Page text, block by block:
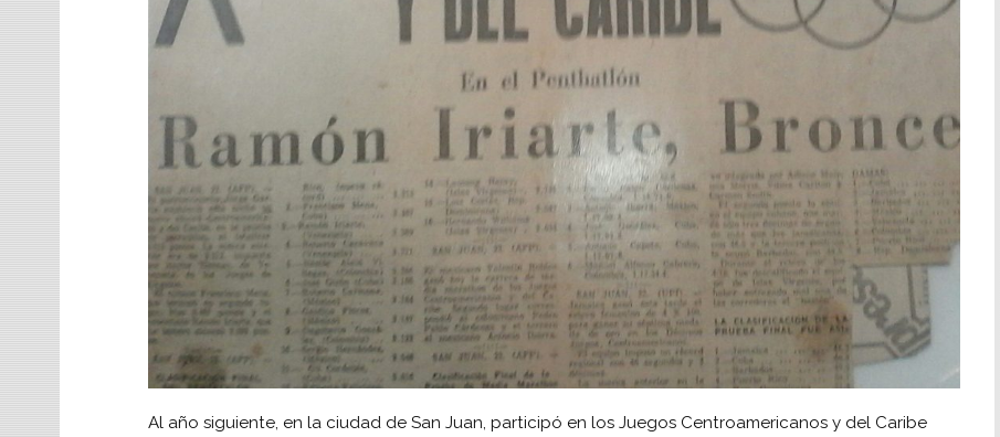
Al año siguiente, en la ciudad de San Juan, participó en los Juegos Centroamericanos y del Caribe